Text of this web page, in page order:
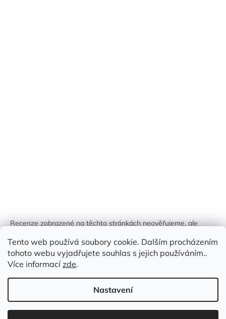
Tento web používá soubory cookie. Dalším procházením
tohoto webu vyjadřujete souhlas s jejich používáním..
Více informacízde.
Nastavení
Recenze zobrazené na těchto stránkách neověřujeme, ale
identifikován.
Vytvořil Shoptet